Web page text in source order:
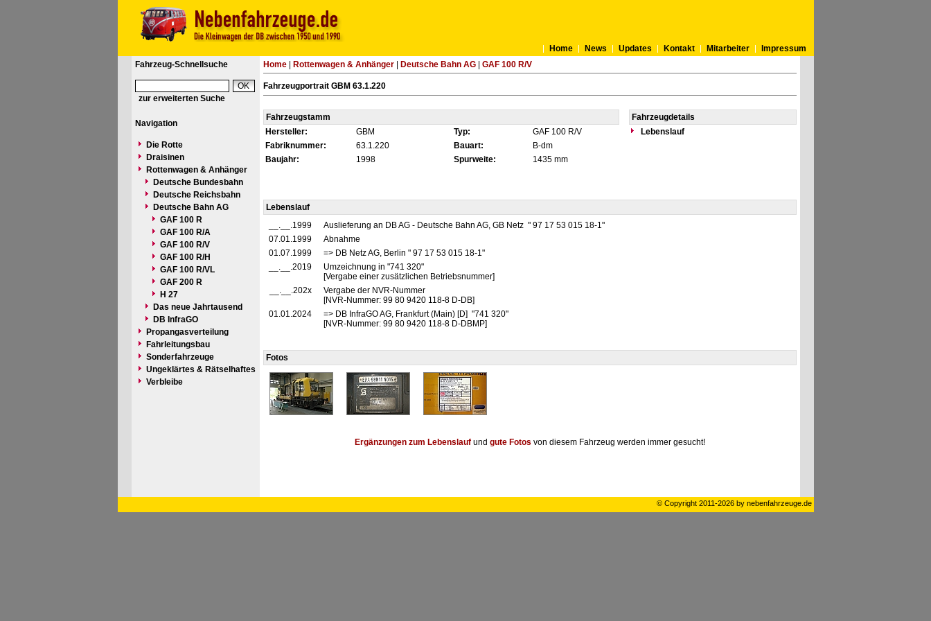
Home News Updates Kontakt Mitarbeiter
Impressum
Fahrzeug-Schnellsuche
zur erweiterten Suche
Navigation
Die Rotte
Draisinen
Rottenwagen & Anhänger
Deutsche Bundesbahn
Deutsche Reichsbahn
Deutsche Bahn AG
GAF 100 R
GAF 100 R/A
GAF 100 R/V
GAF 100 R/H
GAF 100 R/VL
GAF 200 R
H 27
Das neue Jahrtausend
DB InfraGO
Propangasverteilung
Fahrleitungsbau
Sonderfahrzeuge
Ungeklärtes & Rätselhaftes
Verbleibe
Home| Rottenwagen & Anhänger| Deutsche Bahn AG| GAF 100 R/V
Fahrzeugportrait GBM 63.1.220
Fahrzeugstamm
Fahrzeugdetails
Hersteller:
GBM Typ: GAF 100 R/V
Lebenslauf
Fabriknummer:
63.1.220 Bauart:
B-dm
Baujahr:
1998 Spurweite: 1435 mm
Lebenslauf
__.__.1999
Auslieferung an DB AG - Deutsche Bahn AG, GB Netz " 97 17 53 015 18-1"
07.01.1999
Abnahme
01.07.1999
=> DB Netz AG, Berlin " 97 17 53 015 18-1"
__.__.2019
Umzeichnung in "741 320"
[Vergabe einer zusätzlichen Betriebsnummer]
__.__.202x
Vergabe der NVR-Nummer
[NVR-Nummer: 99 80 9420 118-8 D-DB]
01.01.2024
=> DB InfraGO AG, Frankfurt (Main) [D] "741 320"
[NVR-Nummer: 99 80 9420 118-8 D-DBMP]
Fotos
Ergänzungen zum Lebenslaufund gute Fotos von diesem Fahrzeug werden immer gesucht!
© Copyright 2011-2026 by nebenfahrzeuge.de